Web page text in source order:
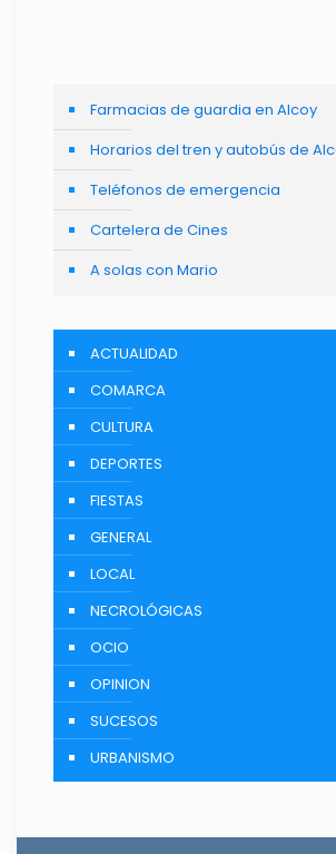
Farmacias de guardia en Alcoy
Horarios del tren y autobús de
Teléfonos de emergencia
Cartelera de Cines
A solas con Mario
ACTUALIDAD
COMARCA
CULTURA
DEPORTES
FIESTAS
GENERAL
LOCAL
NECROLÓGICAS
OCIO
OPINION
SUCESOS
URBANISMO